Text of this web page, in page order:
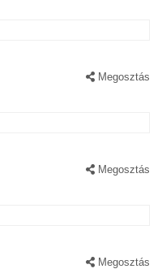
Megosztás
Megosztás
Megosztás